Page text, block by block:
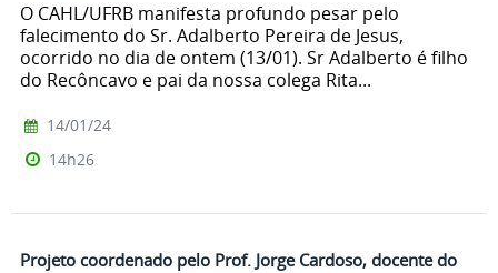
O CAHL/UFRB manifesta profundo pesar pelo
falecimento do Sr. Adalberto Pereira de Jesus,
ocorrido no dia de ontem (13/01). Sr Adalberto é filho
do Recôncavo e pai da nossa colega Rita...
14/01/24
14h26
Projeto coordenado pelo Prof. Jorge Cardoso, docente do